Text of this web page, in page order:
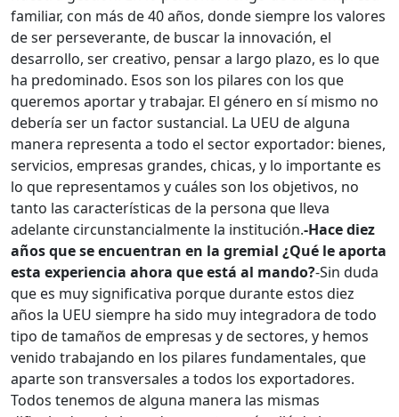
familiar, con más de 40 años, donde siempre los valores
de ser perseverante, de buscar la innovación, el
desarrollo, ser creativo, pensar a largo plazo, es lo que
ha predominado. Esos son los pilares con los que
queremos aportar y trabajar. El género en sí mismo no
debería ser un factor sustancial. La UEU de alguna
manera representa a todo el sector exportador: bienes,
servicios, empresas grandes, chicas, y lo importante es
lo que representamos y cuáles son los objetivos, no
tanto las características de la persona que lleva
adelante circunstancialmente la institución.-Hace diez
años que se encuentran en la gremial ¿Qué le aporta
esta experiencia ahora que está al mando?-Sin duda
que es muy significativa porque durante estos diez
años la UEU siempre ha sido muy integradora de todo
tipo de tamaños de empresas y de sectores, y hemos
venido trabajando en los pilares fundamentales, que
aparte son transversales a todos los exportadores.
Todos tenemos de alguna manera las mismas